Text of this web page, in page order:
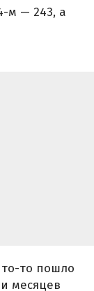
м — 243, а
в январе-
с